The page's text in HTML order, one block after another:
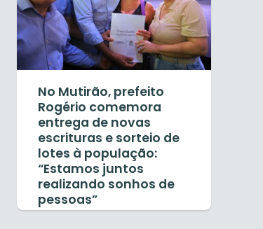
No Mutirão, prefeito
Rogério comemora
entrega de novas
escrituras e sorteio de
lotes à população:
“Estamos juntos
realizando sonhos de
pessoas”